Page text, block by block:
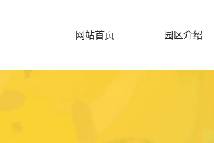
网站首页 园区介绍